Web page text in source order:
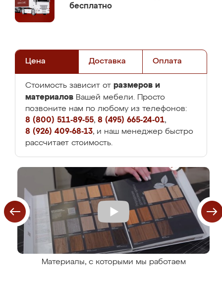
бесплатно
Цена Доставка Оплата
Стоимость зависит от размеров и
материалов Вашей мебели. Просто
позвоните нам по любому из телефонов:
8 (800) 511-89-55, 8 (495) 665-24-01,
8 (926) 409-68-13, и наш менеджер быстро
рассчитает стоимость.
Материалы, с которыми мы работаем